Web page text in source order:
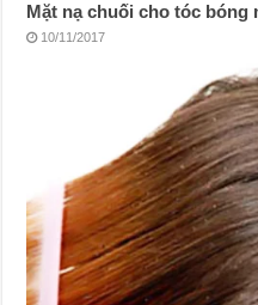
Mặt nạ chuối cho tóc
10/11/2017